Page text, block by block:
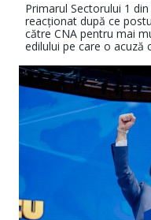
Primarul Sectorului 1
reacționat după ce
către CNA pentru mai
edilului pe care o acuză